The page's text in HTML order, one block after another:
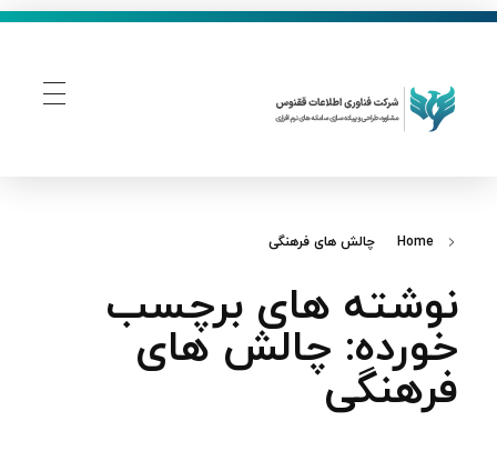
Home چالش‌ های فرهنگی
نوشته های برچسب
خورده: چالش‌ های
فرهنگی